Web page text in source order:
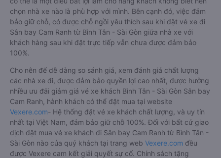
chọn nhà xe nào là phù hợp với mình. Bên cạnh đó, việc đảm
bảo giữ chỗ, có được chỗ ngồi yêu thích sau khi đặt vé xe đi
Sân bay Cam Ranh từ Bình Tân - Sài Gòn giữa nhà xe với
khách hàng sau khi đặt trực tiếp vẫn chưa được đảm bảo
100%.
Cho nên để dễ dàng so sánh giá, xem đánh giá chất lượng
các nhà xe đi, được đảm bảo quyền lợi cao nhất, được hưởng
nhiều ưu đãi giảm giá vé xe khách Bình Tân - Sài Gòn Sân bay
Cam Ranh, hành khách có thể đặt mua tại website
Vexere.com- Hệ thống đặt vé xe khách chất lượng, và uy tín
nhất tại Việt Nam, đảm bảo giữ chỗ 100%. Đối với bất cứ giao
dịch đặt mua vé xe khách đi Sân bay Cam Ranh từ Bình Tân -
Sài Gòn nào của quý khách tại trang web Vexere.com đều
được Vexere cam kết giải quyết sự cố. Chính sách tặng